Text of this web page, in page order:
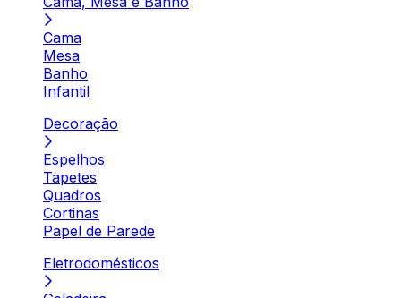
Cama
Mesa
Banho
Infantil
Decoração
Espelhos
Tapetes
Quadros
Cortinas
Papel de Parede
Eletrodomésticos